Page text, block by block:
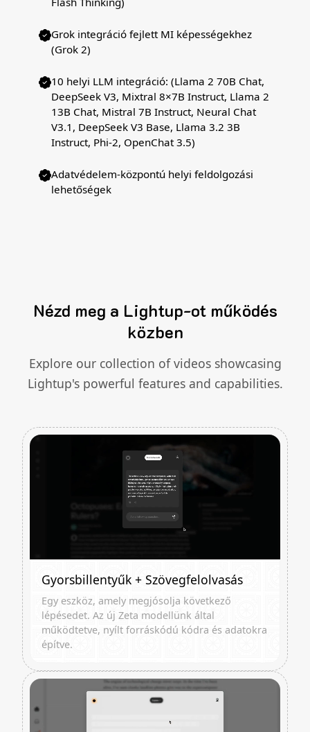
Grok integráció fejlett MI képességekhez
(Grok 2)
10 helyi LLM integráció: (Llama 2 70B Chat,
DeepSeek V3, Mixtral 8×7B Instruct, Llama 2
13B Chat, Mistral 7B Instruct, Neural Chat
V3.1, DeepSeek V3 Base, Llama 3.2 3B
Instruct, Phi-2, OpenChat 3.5)
Adatvédelem-központú helyi feldolgozási
lehetőségek
Nézd meg a Lightup-ot működés
közben
Explore our collection of videos showcasing
Lightup's powerful features and capabilities.
Gyorsbillentyűk + Szövegfelolvasás
Egy eszköz, amely megjósolja következő
lépésedet. Az új Zeta modellünk által
működtetve, nyílt forráskódú kódra és adatokra
építve.